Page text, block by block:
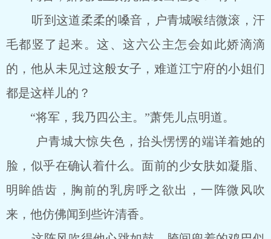
听到这道柔柔的嗓音，户青城喉结微滚，汗
毛都竖了起来。这、这六公主怎会如此娇滴滴
的，他从未见过这般女子，难道江宁府的小姐们
都是这样儿的？
“将军，我乃四公主。”萧凭儿点明道。
户青城大惊失色，抬头愣愣的端详着她的
脸，似乎在确认着什么。面前的少女肤如凝脂、
明眸皓齿，胸前的乳房呼之欲出，一阵微风吹
来，他仿佛闻到些许清香。